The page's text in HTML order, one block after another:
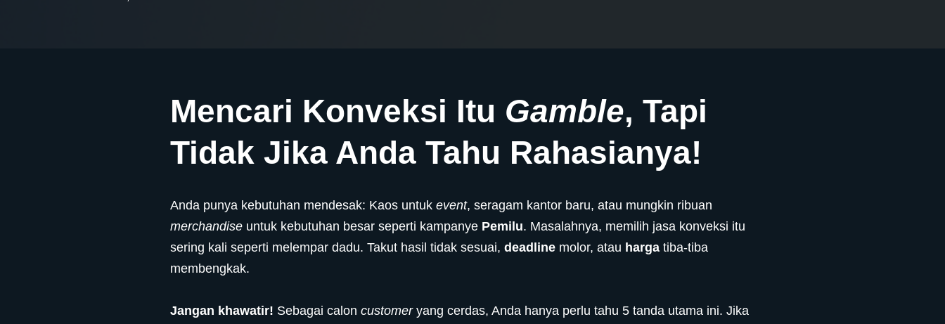
Mencari Konveksi Itu Gamble, Tapi
Tidak Jika Anda Tahu Rahasianya!
Anda punya kebutuhan mendesak: Kaos untukevent, seragam kantor baru, atau mungkin ribuan
merchandise untuk kebutuhan besar seperti kampanye Pemilu. Masalahnya, memilih jasa konveksi itu
sering kali seperti melempar dadu. Takut hasil tidak sesuai,deadline molor, atau harga tiba-tiba
membengkak.
Jangan khawatir! Sebagai caloncustomeryang cerdas, Anda hanya perlu tahu 5 tanda utama ini. Jika